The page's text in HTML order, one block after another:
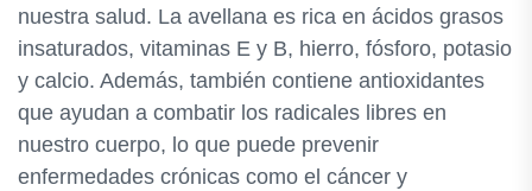
nuestra salud. La avellana es rica en ácidos grasos
insaturados, vitaminas E y B, hierro, fósforo, potasio
y calcio. Además, también contiene antioxidantes
que ayudan a combatir los radicales libres en
nuestro cuerpo, lo que puede prevenir
enfermedades crónicas como el cáncer y